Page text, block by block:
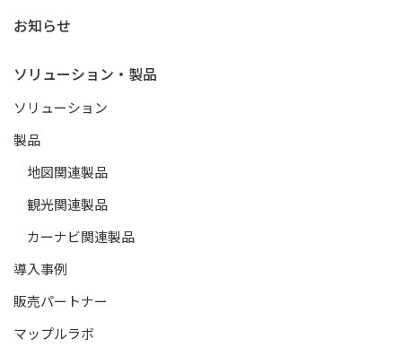
お知らせ
ソリューション・製品
ソリューション
製品
地図関連製品
観光関連製品
カーナビ関連製品
導入事例
販売パートナー
マップルラボ